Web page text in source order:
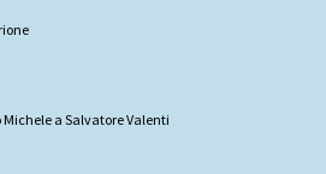
a Salvatore Valenti